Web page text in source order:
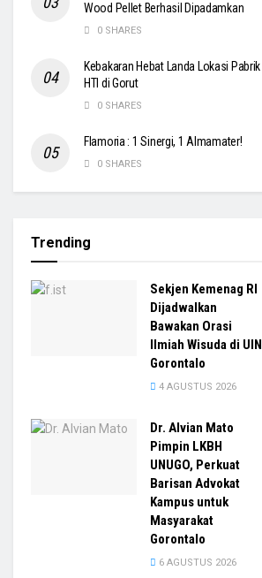
Wood Pellet Berhasil Dipadamkan
0 SHARES
Kebakaran Hebat Landa Lokasi Pabrik
HTI di Gorut
0 SHARES
Flamoria : 1 Sinergi, 1 Almamater!
0 SHARES
Trending
Sekjen Kemenag RI
Dijadwalkan
Bawakan Orasi
Ilmiah Wisuda di UIN
Gorontalo
4 AGUSTUS 2026
Dr. Alvian Mato
Pimpin LKBH
UNUGO, Perkuat
Barisan Advokat
Kampus untuk
Masyarakat
Gorontalo
6 AGUSTUS 2026